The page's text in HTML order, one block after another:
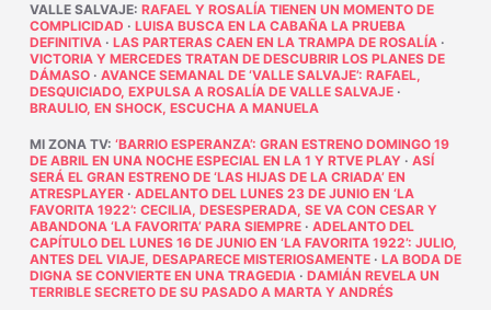
VALLE SALVAJE: RAFAEL Y ROSALÍA TIENEN UN MOMENTO DE
COMPLICIDAD · LUISA BUSCA EN LA CABAÑA LA PRUEBA
DEFINITIVA· LAS PARTERAS CAEN EN LA TRAMPA DE ROSALÍA·
VICTORIA Y MERCEDES TRATAN DE DESCUBRIR LOS PLANES DE
DÁMASO· AVANCE SEMANAL DE ‘VALLE SALVAJE’: RAFAEL,
DESQUICIADO, EXPULSA A ROSALÍA DE VALLE SALVAJE·
BRAULIO, EN SHOCK, ESCUCHA A MANUELA
MI ZONA TV: ‘BARRIO ESPERANZA’: GRAN ESTRENO DOMINGO 19
DE ABRIL EN UNA NOCHE ESPECIAL EN LA 1 Y RTVE PLAY· ASÍ
SERÁ EL GRAN ESTRENO DE ‘LAS HIJAS DE LA CRIADA’ EN
ATRESPLAYER· ADELANTO DEL LUNES 23 DE JUNIO EN ‘LA
FAVORITA 1922’: CECILIA, DESESPERADA, SE VA CON CESAR Y
ABANDONA ‘LA FAVORITA’ PARA SIEMPRE· ADELANTO DEL
CAPÍTULO DEL LUNES 16 DE JUNIO EN ‘LA FAVORITA 1922’: JULIO,
ANTES DEL VIAJE, DESAPARECE MISTERIOSAMENTE· LA BODA DE
DIGNA SE CONVIERTE EN UNA TRAGEDIA· DAMIÁN REVELA UN
TERRIBLE SECRETO DE SU PASADO A MARTA Y ANDRÉS